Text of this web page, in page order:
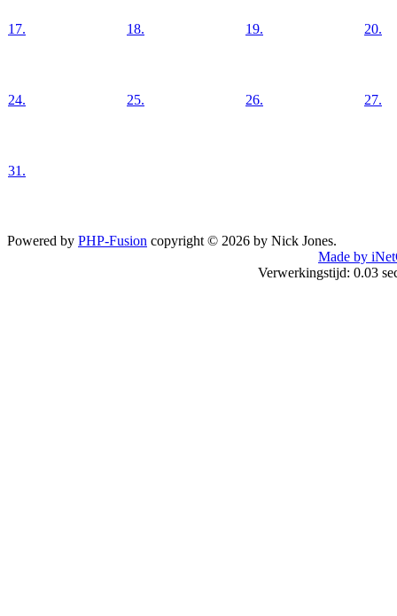
17. 18. 19. 20.
24. 25. 26. 27.
31.
Powered by PHP-Fusion copyright © 2026 by Nick Jones.
Made by
Verwerkingstijd: 0.03